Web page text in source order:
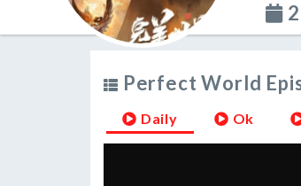
Perfect World
Daily Ok